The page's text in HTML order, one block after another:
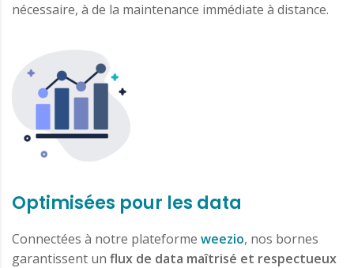
nécessaire, à de la maintenance immédiate à distance.
Optimisées pour les data
Connectées à notre plateforme weezio, nos bornes
garantissent un flux de data maîtrisé et respectueux